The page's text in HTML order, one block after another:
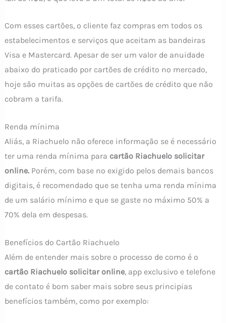
Com esses cartões, o cliente faz compras em todos os
estabelecimentos e serviços que aceitam as bandeiras
Visa e Mastercard. Apesar de ser um valor de anuidade
abaixo do praticado por cartões de crédito no mercado,
hoje são muitas as opções de cartões de crédito que não
cobram a tarifa.
Renda mínima
Aliás, a Riachuelo não oferece informação se é necessário
ter uma renda mínima para cartão Riachuelo solicitar
online. Porém, com base no exigido pelos demais bancos
digitais, é recomendado que se tenha uma renda mínima
de um salário mínimo e que se gaste no máximo 50% a
70% dela em despesas.
Benefícios do Cartão Riachuelo
Além de entender mais sobre o processo de como é o
cartão Riachuelo solicitar online, app exclusivo e telefone
de contato é bom saber mais sobre seus principias
benefícios também, como por exemplo: